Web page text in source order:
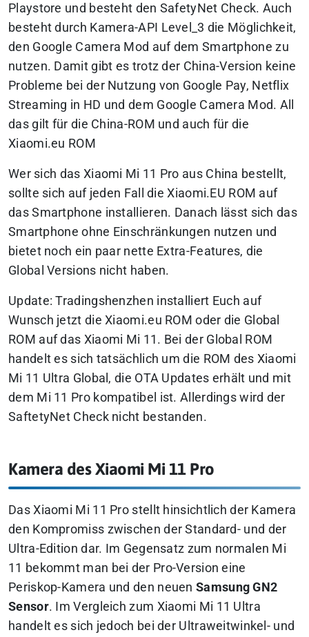
Playstore und besteht den SafetyNet Check. Auch
besteht durch Kamera-API Level_3 die Möglichkeit,
den Google Camera Mod auf dem Smartphone zu
nutzen. Damit gibt es trotz der China-Version keine
Probleme bei der Nutzung von Google Pay, Netflix
Streaming in HD und dem Google Camera Mod. All
das gilt für die China-ROM und auch für die
Xiaomi.eu ROM
Wer sich das Xiaomi Mi 11 Pro aus China bestellt,
sollte sich auf jeden Fall die Xiaomi.EU ROM auf
das Smartphone installieren. Danach lässt sich das
Smartphone ohne Einschränkungen nutzen und
bietet noch ein paar nette Extra-Features, die
Global Versions nicht haben.
Update: Tradingshenzhen installiert Euch auf
Wunsch jetzt die Xiaomi.eu ROM oder die Global
ROM auf das Xiaomi Mi 11. Bei der Global ROM
handelt es sich tatsächlich um die ROM des Xiaomi
Mi 11 Ultra Global, die OTA Updates erhält und mit
dem Mi 11 Pro kompatibel ist. Allerdings wird der
SaftetyNet Check nicht bestanden.
Kamera des Xiaomi Mi 11 Pro
Das Xiaomi Mi 11 Pro stellt hinsichtlich der Kamera
den Kompromiss zwischen der Standard- und der
Ultra-Edition dar. Im Gegensatz zum normalen Mi
11 bekommt man bei der Pro-Version eine
Periskop-Kamera und den neuenSamsung GN2
Sensor. Im Vergleich zum Xiaomi Mi 11 Ultra
handelt es sich jedoch bei der Ultraweitwinkel- und